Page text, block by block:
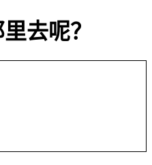
去呢？